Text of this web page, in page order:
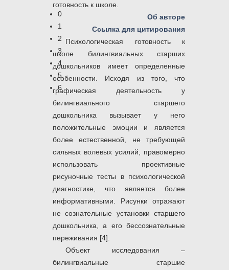
0
1
2
3
4
5
6
готовность к школе.
Об авторе
Ссылка для цитирования
Психологическая готовность к
школе билингвиальных старших
дошкольников имеет определенные
особенности. Исходя из того, что
графическая деятельность у
билингвиального старшего
дошкольника вызывает у него
положительные эмоции и является
более естественной, не требующей
сильных волевых усилий, правомерно
использовать проективные
рисуночные тесты в психологической
диагностике, что является более
информативными. Рисунки отражают
не сознательные установки старшего
дошкольника, а его бессознательные
переживания [4].
Объект исследования –
билингвиальные старшие